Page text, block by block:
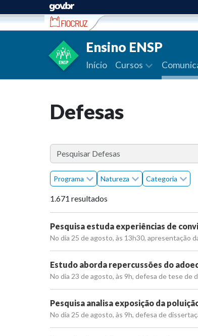
Ir para conteúdo
Ensino ENSP
Início Cursos
Defesas
Programa Natureza Categoria
1.671 resultados
Pesquisa estuda experiências de
No dia 25 de agosto, às 13h30, apresentação
Estudo aborda repercussões do
No dia 23 de agosto, às 9h, defesa de tese de
Pesquisa analisa exposição da
No dia 25 de agosto, às 9h, defesa de